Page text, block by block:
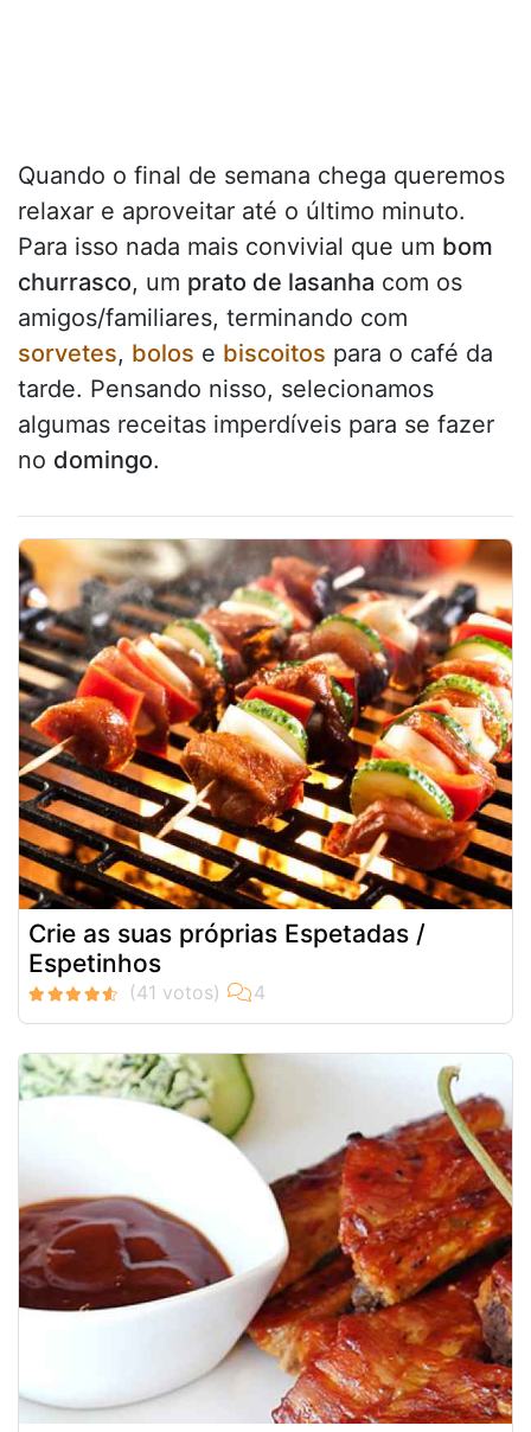
Quando o final de semana chega queremos
relaxar e aproveitar até o último minuto.
Para isso nada mais convivial que um bom
churrasco, um prato de lasanha com os
amigos/familiares, terminando com
sorvetes, bolos e biscoitos para o café da
tarde. Pensando nisso, selecionamos
algumas receitas imperdíveis para se fazer
no domingo.
Crie as suas próprias Espetadas /
Espetinhos